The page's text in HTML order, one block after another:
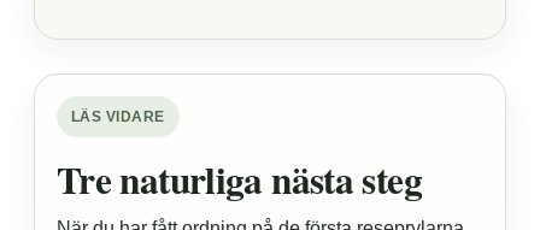
LÄS VIDARE
Tre naturliga nästa steg